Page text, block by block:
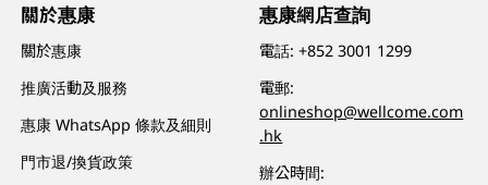
關於惠康
關於惠康
推廣活動及服務
惠康 WhatsApp 條款及細則
門市退/換貨政策
惠康網店查詢
電話:+852 3001 1299
電郵:
onlineshop@wellcome.com
.hk
辦公時間: